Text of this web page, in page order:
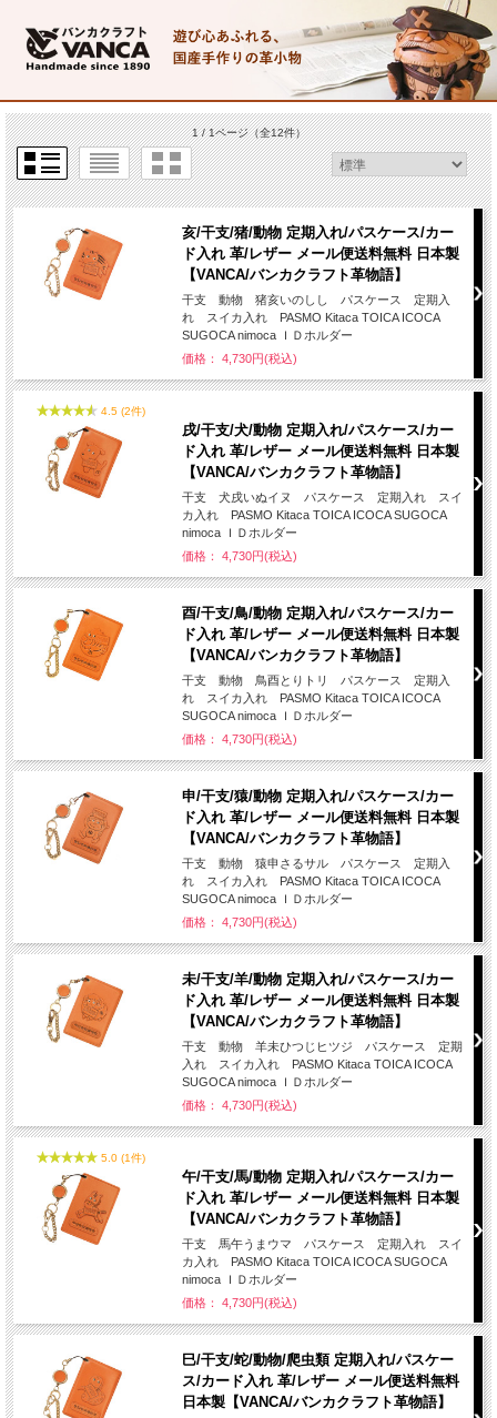
1 / 1ページ（全12件）
亥/干支/猪/動物 定期入れ/パスケース/カー
ド入れ 革/レザー メール便送料無料 日本製
【VANCA/バンカクラフト革物語】
干支 動物 猪亥いのしし パスケース 定期入
れ スイカ入れ PASMO Kitaca TOICA ICOCA
SUGOCA nimoca ＩＤホルダー
価格： 4,730円(税込)
4.5 (2件)
戌/干支/犬/動物 定期入れ/パスケース/カー
ド入れ 革/レザー メール便送料無料 日本製
【VANCA/バンカクラフト革物語】
干支 犬戌いぬイヌ パスケース 定期入れ スイ
カ入れ PASMO Kitaca TOICA ICOCA SUGOCA
nimoca ＩＤホルダー
価格： 4,730円(税込)
酉/干支/鳥/動物 定期入れ/パスケース/カー
ド入れ 革/レザー メール便送料無料 日本製
【VANCA/バンカクラフト革物語】
干支 動物 鳥酉とりトリ パスケース 定期入
れ スイカ入れ PASMO Kitaca TOICA ICOCA
SUGOCA nimoca ＩＤホルダー
価格： 4,730円(税込)
申/干支/猿/動物 定期入れ/パスケース/カー
ド入れ 革/レザー メール便送料無料 日本製
【VANCA/バンカクラフト革物語】
干支 動物 猿申さるサル パスケース 定期入
れ スイカ入れ PASMO Kitaca TOICA ICOCA
SUGOCA nimoca ＩＤホルダー
価格： 4,730円(税込)
未/干支/羊/動物 定期入れ/パスケース/カー
ド入れ 革/レザー メール便送料無料 日本製
【VANCA/バンカクラフト革物語】
干支 動物 羊未ひつじヒツジ パスケース 定期
入れ スイカ入れ PASMO Kitaca TOICA ICOCA
SUGOCA nimoca ＩＤホルダー
価格： 4,730円(税込)
5.0 (1件)
午/干支/馬/動物 定期入れ/パスケース/カー
ド入れ 革/レザー メール便送料無料 日本製
【VANCA/バンカクラフト革物語】
干支 馬午うまウマ パスケース 定期入れ スイ
カ入れ PASMO Kitaca TOICA ICOCA SUGOCA
nimoca ＩＤホルダー
価格： 4,730円(税込)
巳/干支/蛇/動物/爬虫類 定期入れ/パスケー
ス/カード入れ 革/レザー メール便送料無料
日本製【VANCA/バンカクラフト革物語】